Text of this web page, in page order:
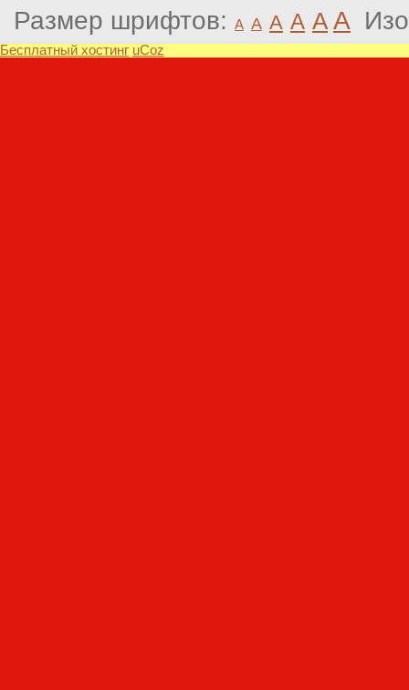
Размер шрифтов: A A A A A A
Бесплатный хостинг uCoz